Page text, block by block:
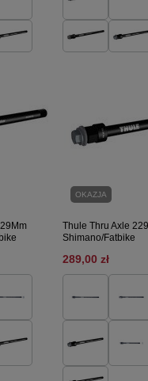
OKAZJA
Thule Thru Axle
Shimano/Fatbike
289,00 zł